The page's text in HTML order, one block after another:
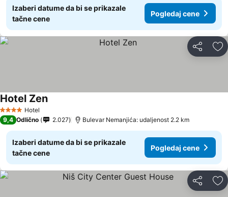
Izaberi datume da bi se prikazale
tačne cene
Pogledaj cene
Deli
4 ZvezdiceHotel
Hotel Zen
9,4 Odlično 2.027 Bulevar Nemanjića: udaljenost 2.2 km
Izaberi datume da bi se prikazale
tačne cene
Pogledaj cene
Deli